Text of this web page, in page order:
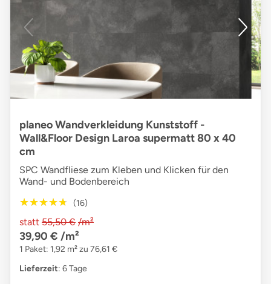
planeo Wandverkleidung Kunststoff -
Wall&Floor Design Laroa supermatt 80 x 40
cm
SPC Wandfliese zum Kleben und Klicken für den
Wand- und Bodenbereich
★★★★★
★★★★★ (16)
statt 55,50 € /m²
39,90 € /m²
1 Paket: 1,92 m² zu 76,61 €
Lieferzeit: 6 Tage